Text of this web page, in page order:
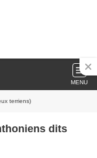
MENU
terriens)
dits